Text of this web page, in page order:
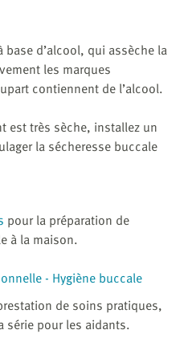
base d’alcool, qui assèche la
les marques
contiennent de l’alcool.
est très sèche, installez un
la sécheresse buccale
pour la préparation de
à la maison.
- Hygiène buccale
de soins pratiques,
série pour les aidants.